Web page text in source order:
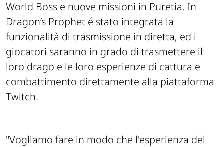
World Boss e nuove missioni in Puretia. In
Dragon’s Prophet é stato integrata la
funzionalità di trasmissione in diretta, ed i
giocatori saranno in grado di trasmettere il
loro drago e le loro esperienze di cattura e
combattimento direttamente alla piattaforma
Twitch.
"Vogliamo fare in modo che l'esperienza del